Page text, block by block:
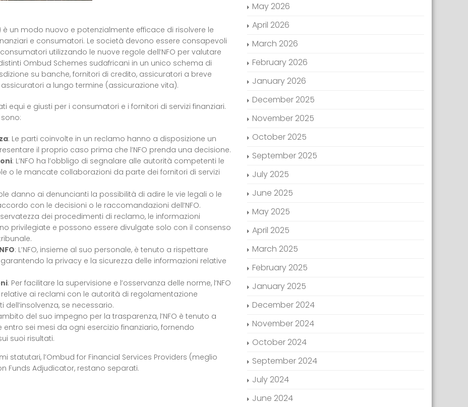
è un modo nuovo e potenzialmente efficace di risolvere le
e consumatori. Le società devono essere consapevoli
utilizzando le nuove regole dell’NFO per valutare
Ombud Schemes sudafricani in un unico schema di
su banche, fornitori di credito, assicuratori a breve
a lungo termine (assicurazione vita).
equi e giusti per i consumatori e i fornitori di servizi finanziari.
: Le parti coinvolte in un reclamo hanno a disposizione un
il proprio caso prima che l’NFO prenda una decisione.
: L’NFO ha l’obbligo di segnalare alle autorità competenti le
o le mancate collaborazioni da parte dei fornitori di servizi
danno ai denuncianti la possibilità di adire le vie legali o le
con le decisioni o le raccomandazioni dell’NFO.
dei procedimenti di reclamo, le informazioni
privilegiate e possono essere divulgate solo con il consenso
: L’NFO, insieme al suo personale, è tenuto a rispettare
la privacy e la sicurezza delle informazioni relative
: Per facilitare la supervisione e l’osservanza delle norme, l’NFO
ai reclami con le autorità di regolamentazione
se necessario.
del suo impegno per la trasparenza, l’NFO è tenuto a
sei mesi da ogni esercizio finanziario, fornendo
suoi risultati.
statutari, l’Ombud for Financial Services Providers (meglio
Funds Adjudicator, restano separati.
May 2026
April 2026
March 2026
February 2026
January 2026
December 2025
November 2025
October 2025
September 2025
July 2025
June 2025
May 2025
April 2025
March 2025
February 2025
January 2025
December 2024
November 2024
October 2024
September 2024
July 2024
June 2024